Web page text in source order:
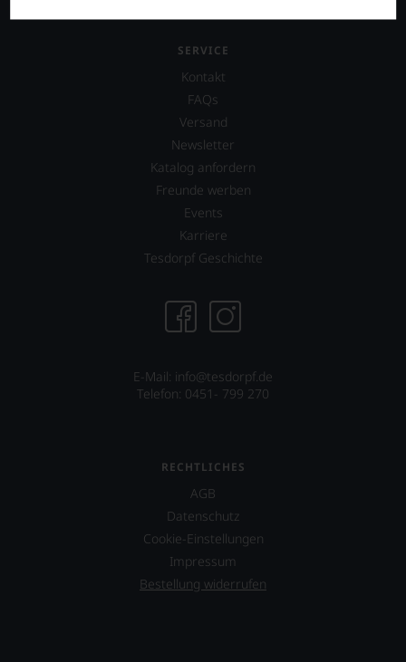
SERVICE
Kontakt
FAQs
Versand
Newsletter
Katalog anfordern
Freunde werben
Events
Karriere
Tesdorpf Geschichte
E-Mail: info@tesdorpf.de
Telefon: 0451- 799 270
RECHTLICHES
AGB
Datenschutz
Cookie-Einstellungen
Impressum
Bestellung widerrufen